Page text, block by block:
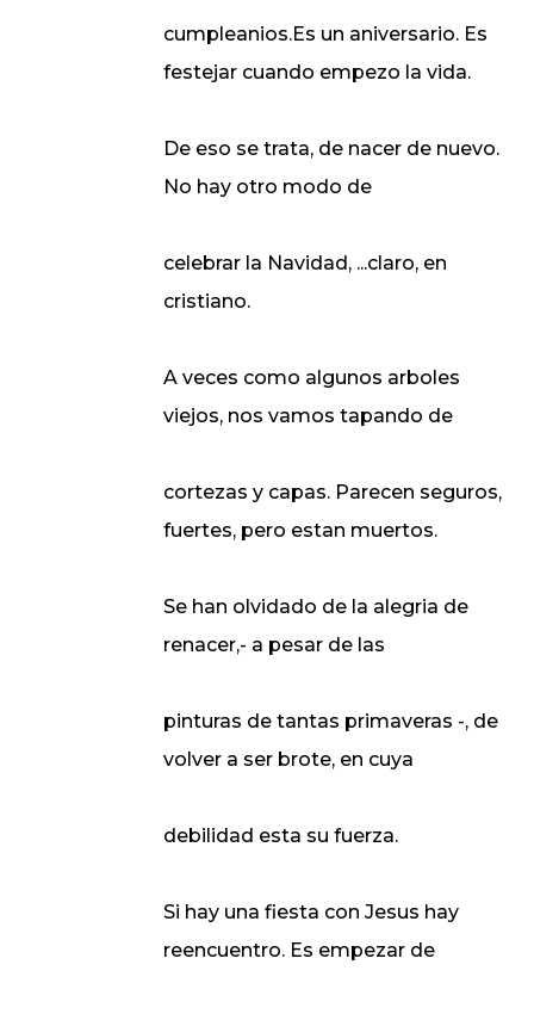
cumpleanios.Es un aniversario. Es
festejar cuando empezo la vida.
De eso se trata, de nacer de nuevo.
No hay otro modo de
celebrar la Navidad, ...claro, en
cristiano.
A veces como algunos arboles
viejos, nos vamos tapando de
cortezas y capas. Parecen seguros,
fuertes, pero estan muertos.
Se han olvidado de la alegria de
renacer,- a pesar de las
pinturas de tantas primaveras -, de
volver a ser brote, en cuya
debilidad esta su fuerza.
Si hay una fiesta con Jesus hay
reencuentro. Es empezar de